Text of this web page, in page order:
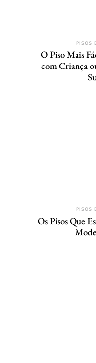
PISOS
O Piso Mais
com Criança
PISOS
Os Pisos Que